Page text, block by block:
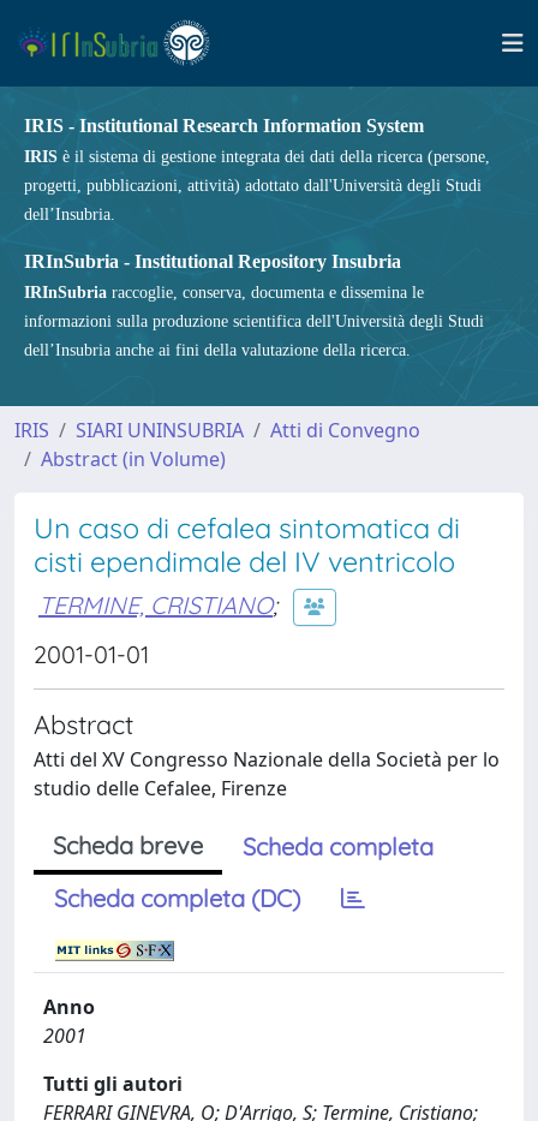
IRIS - Institutional Research Information System
IRIS è il sistema di gestione integrata dei dati della ricerca (persone,
progetti, pubblicazioni, attività) adottato dall'Università degli Studi
dell’Insubria.
IRInSubria - Institutional Repository Insubria
IRInSubria raccoglie, conserva, documenta e dissemina le
informazioni sulla produzione scientifica dell'Università degli Studi
dell’Insubria anche ai fini della valutazione della ricerca.
IRIS SIARI UNINSUBRIA
Atti di Convegno
Abstract (in Volume)
Un caso di cefalea sintomatica di
cisti ependimale del IV ventricolo
TERMINE, CRISTIANO;
2001-01-01
Abstract
Atti del XV Congresso Nazionale della Società per lo
studio delle Cefalee, Firenze
Scheda breve
Scheda completa
Scheda completa (DC)
Anno
2001
Tutti gli autori
FERRARI GINEVRA, O; D'Arrigo, S; Termine, Cristiano;